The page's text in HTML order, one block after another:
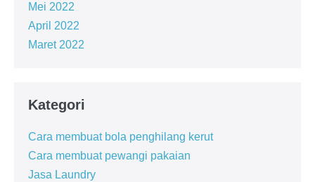
Mei 2022
April 2022
Maret 2022
Kategori
Cara membuat bola penghilang kerut
Cara membuat pewangi pakaian
Jasa Laundry